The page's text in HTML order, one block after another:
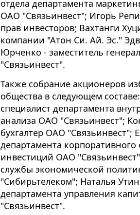
отдела департамента
ОАО "Связьинвест"; Игорь
прав инвесторов; Вахтанги
компании "Атон Си. Ай. Эс."
Юрченко - заместитель
"Связьинвест".
Также собрание акционеров
общества в следующем
специалист департамента
анализа ОАО "Связьинвест";
бухгалтер ОАО "Связьинвест";
департамента
инвестиций ОАО
службы экономической
"Сибирьтелеком"; Наталья
департамента управления
"Связьинвест".